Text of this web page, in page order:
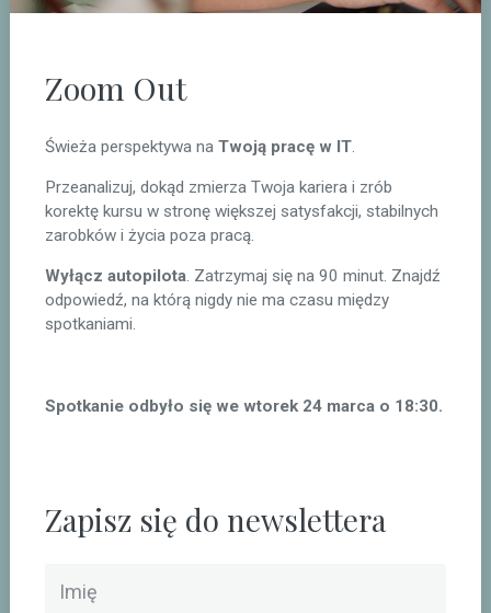
Zoom Out
Świeża perspektywa na Twoją pracę w IT.
Przeanalizuj, dokąd zmierza Twoja kariera i zrób
korektę kursu w stronę większej satysfakcji, stabilnych
zarobków i życia poza pracą.
Wyłącz autopilota. Zatrzymaj się na 90 minut. Znajdź
odpowiedź, na którą nigdy nie ma czasu między
spotkaniami.
Spotkanie odbyło się we wtorek 24 marca o 18:30.
Zapisz się do newslettera